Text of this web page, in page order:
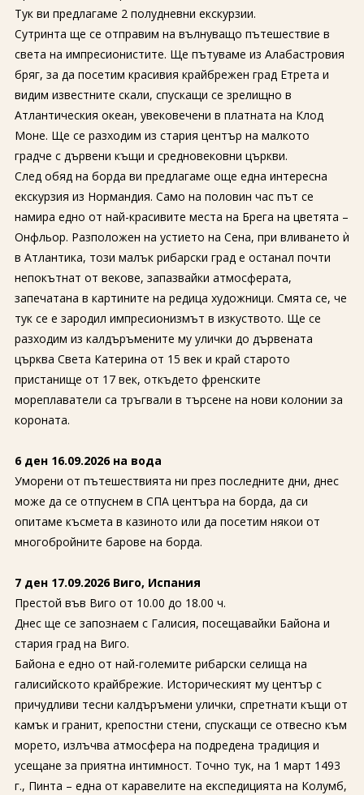
Тук ви предлагаме 2 полудневни екскурзии.
Сутринта ще се отправим на вълнуващо пътешествие в
света на импресионистите. Ще пътуваме из Алабастровия
бряг, за да посетим красивия крайбрежен град Етрета и
видим известните скали, спускащи се зрелищно в
Атлантическия океан, увековечени в платната на Клод
Моне. Ще се разходим из стария център на малкото
градче с дървени къщи и средновековни църкви.
След обяд на борда ви предлагаме още една интересна
екскурзия из Нормандия. Само на половин час път се
намира едно от най-красивите места на Брега на цветята –
Онфльор. Разположен на устието на Сена, при вливането ѝ
в Атлантика, този малък рибарски град е останал почти
непокътнат от векове, запазвайки атмосферата,
запечатана в картините на редица художници. Смята се, че
тук се е зародил импресионизмът в изкуството. Ще се
разходим из калдъръмените му улички до дървената
църква Света Катерина от 15 век и край старото
пристанище от 17 век, откъдето френските
мореплаватели са тръгвали в търсене на нови колонии за
короната.
6 ден 16.09.2026 на вода
Уморени от пътешествията ни през последните дни, днес
може да се отпуснем в СПА центъра на борда, да си
опитаме късмета в казиното или да посетим някои от
многобройните барове на борда.
7 ден 17.09.2026 Виго, Испания
Престой във Виго от 10.00 до 18.00 ч.
Днес ще се запознаем с Галисия, посещавайки Байона и
стария град на Виго.
Байона е едно от най-големите рибарски селища на
галисийското крайбрежие. Историческият му център с
причудливи тесни калдъръмени улички, спретнати къщи от
камък и гранит, крепостни стени, спускащи се отвесно към
морето, излъчва атмосфера на подредена традиция и
усещане за приятна интимност. Точно тук, на 1 март 1493
г., Пинта – една от каравелите на експедицията на Колумб,